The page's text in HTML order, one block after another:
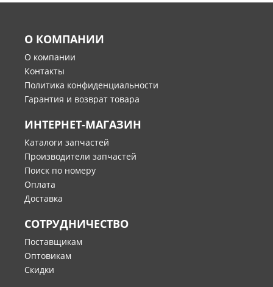
О КОМПАНИИ
О компании
Контакты
Политика конфиденциальности
Гарантия и возврат товара
ИНТЕРНЕТ-МАГАЗИН
Каталоги запчастей
Производители запчастей
Поиск по номеру
Оплата
Доставка
СОТРУДНИЧЕСТВО
Поставщикам
Оптовикам
Скидки